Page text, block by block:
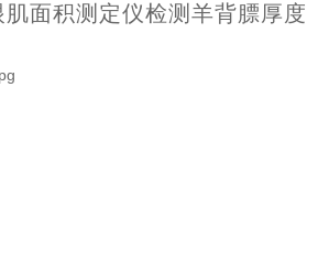
面积测定仪检测羊背膘厚度